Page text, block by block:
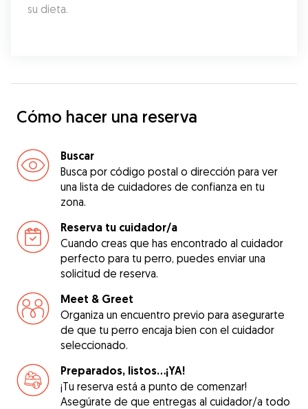
su dieta.
Cómo hacer una reserva
Buscar
Busca por código postal o dirección para ver
una lista de cuidadores de confianza en tu
zona.
Reserva tu cuidador/a
Cuando creas que has encontrado al cuidador
perfecto para tu perro, puedes enviar una
solicitud de reserva.
Meet & Greet
Organiza un encuentro previo para asegurarte
de que tu perro encaja bien con el cuidador
seleccionado.
Preparados, listos...¡YA!
¡Tu reserva está a punto de comenzar!
Asegúrate de que entregas al cuidador/a todo